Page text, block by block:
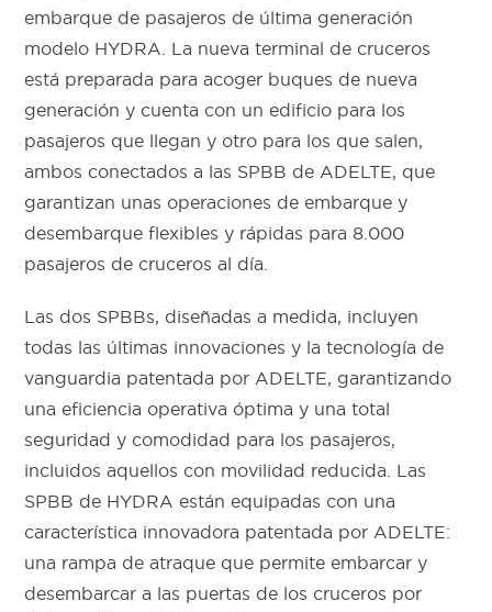
embarque de pasajeros de última generación
modelo HYDRA. La nueva terminal de cruceros
está preparada para acoger buques de nueva
generación y cuenta con un edificio para los
pasajeros que llegan y otro para los que salen,
ambos conectados a las SPBB de ADELTE, que
garantizan unas operaciones de embarque y
desembarque flexibles y rápidas para 8.000
pasajeros de cruceros al día.
Las dos SPBBs, diseñadas a medida, incluyen
todas las últimas innovaciones y la tecnología de
vanguardia patentada por ADELTE, garantizando
una eficiencia operativa óptima y una total
seguridad y comodidad para los pasajeros,
incluidos aquellos con movilidad reducida. Las
SPBB de HYDRA están equipadas con una
característica innovadora patentada por ADELTE:
una rampa de atraque que permite embarcar y
desembarcar a las puertas de los cruceros por